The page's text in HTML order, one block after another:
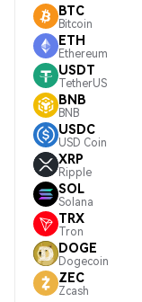
BTC
Bitcoin
ETH
Ethereum
USDT
TetherUS
BNB
BNB
USDC
USD Coin
XRP
Ripple
SOL
Solana
TRX
Tron
DOGE
Dogecoin
ZEC
Zcash